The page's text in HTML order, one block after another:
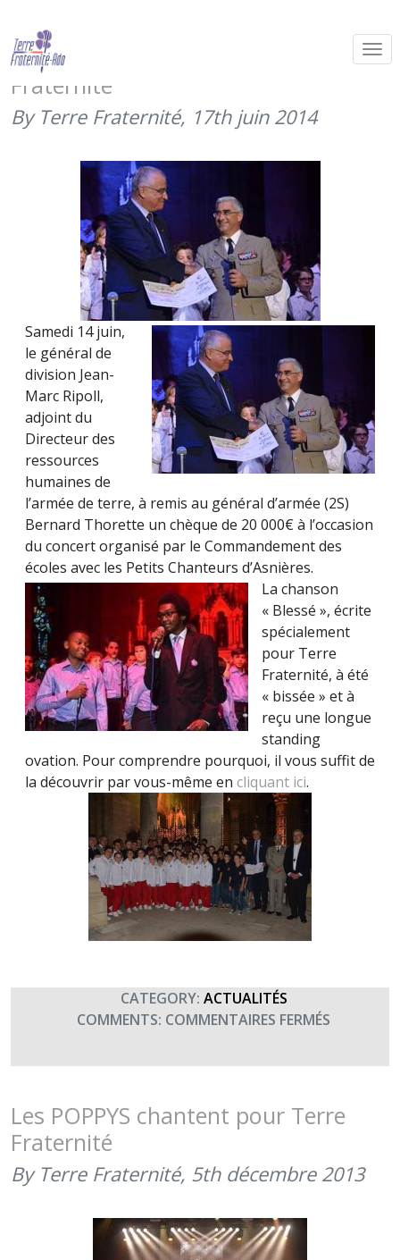
La DRHAT et les Petits Chanteurs
d’Asnières soutiennent Terre
Fraternité
By Terre Fraternité, 17th juin 2014
Samedi 14 juin,
le général de
division Jean-
Marc Ripoll,
adjoint du
Directeur des
ressources
humaines de
l’armée de terre, à remis au général d’armée (2S)
Bernard Thorette un chèque de 20 000€ à l’occasion
du concert organisé par le Commandement des
écoles avec les Petits Chanteurs d’Asnières.
La chanson
« Blessé », écrite
spécialement
pour Terre
Fraternité, à été
« bissée » et à
reçu une longue
standing
ovation. Pour comprendre pourquoi, il vous suffit de
la découvrir par vous-même en cliquant ici.
CATEGORY: ACTUALITÉS
COMMENTS: COMMENTAIRES FERMÉS
DRHAT
PETITS
Les POPPYS chantent pour Terre
Fraternité
By Terre Fraternité, 5th décembre 2013